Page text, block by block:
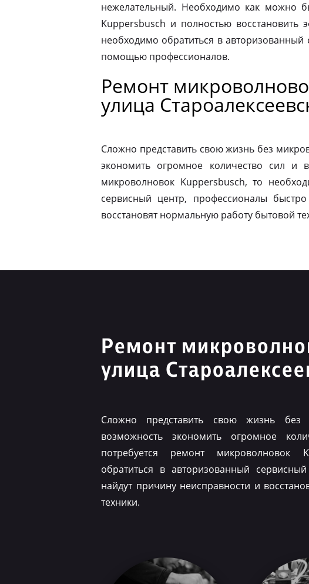
нежелательный. Необходимо как можно
Kuppersbusch и полностью восстановить
необходимо обратиться в авторизованный
помощью профессионалов.
Ремонт
улица
Сложно представить свою жизнь без
экономить огромное количество сил и
микроволновок Kuppersbusch, то
сервисный центр, профессионалы
восстановят нормальную работу бытовой
Ремонт
улица
Сложно представить свою жизнь без
возможность экономить огромное
потребуется ремонт микроволновок
обратиться в авторизованный
найдут причину неисправности и
техники.